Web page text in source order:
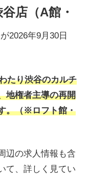
谷店（A館・
が2026年9月30日
たり渋谷のカルチ
地権者主導の再開
。（※ロフト館・
辺の求人情報も含
て、詳しく見てい